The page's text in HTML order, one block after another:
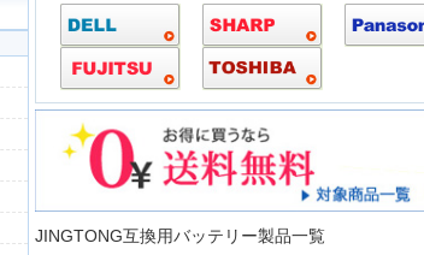
JINGTONG互換用バッテリー製品一覧